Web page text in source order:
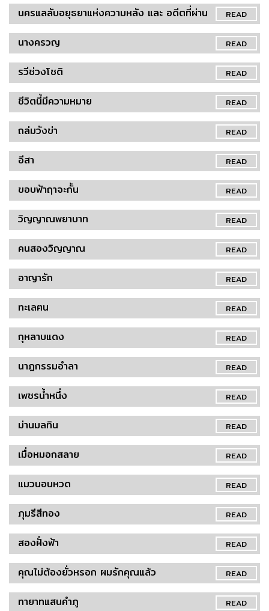
READ
นครแลลับอยุธยาแห่งความหลัง และ อดีตที่ผ่าน
READ
นางครวญ
READ
รวีช่วงโชติ
READ
ชีวิตนี้มีความหมาย
READ
ถล่มวังข่า
READ
อีสา
READ
ขอบฟ้าฤาจะกั้น
READ
วิญญาณพยาบาท
READ
คนสองวิญญาณ
READ
อาญารัก
READ
ทะเลฅน
READ
กุหลาบแดง
READ
นาฎกรรมอำลา
READ
เพชรน้ำหนึ่ง
READ
ม่านมลทิน
READ
เมื่อหมอกสลาย
READ
แมวนอนหวด
READ
ภุมรีสีทอง
READ
สองฝั่งฟ้า
READ
คุณไม่ต้องยั่วหรอก ผมรักคุณแล้ว
READ
ทายาทแสนคำภู